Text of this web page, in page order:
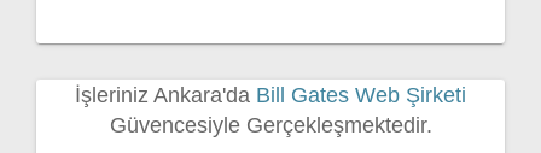
İşleriniz Ankara'da Bill Gates Web Şirketi
Güvencesiyle Gerçekleşmektedir.